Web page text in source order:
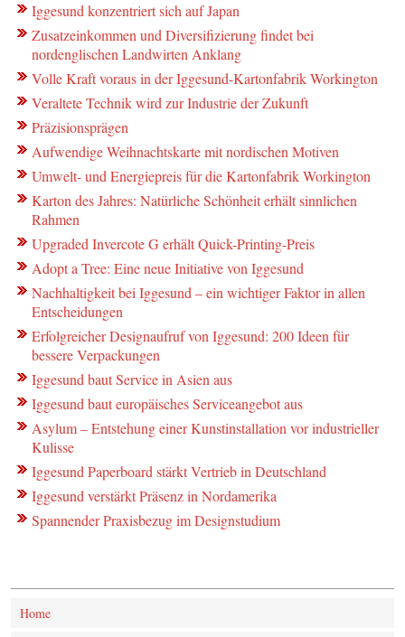
Iggesund konzentriert sich auf Japan
Zusatzeinkommen und Diversifizierung findet bei
nordenglischen Landwirten Anklang
Volle Kraft voraus in der Iggesund-Kartonfabrik Workington
Veraltete Technik wird zur Industrie der Zukunft
Präzisionsprägen
Aufwendige Weihnachtskarte mit nordischen Motiven
Umwelt- und Energiepreis für die Kartonfabrik Workington
Karton des Jahres: Natürliche Schönheit erhält sinnlichen
Rahmen
Upgraded Invercote G erhält Quick-Printing-Preis
Adopt a Tree: Eine neue Initiative von Iggesund
Nachhaltigkeit bei Iggesund – ein wichtiger Faktor in allen
Entscheidungen
Erfolgreicher Designaufruf von Iggesund: 200 Ideen für
bessere Verpackungen
Iggesund baut Service in Asien aus
Iggesund baut europäisches Serviceangebot aus
Asylum – Entstehung einer Kunstinstallation vor industrieller
Kulisse
Iggesund Paperboard stärkt Vertrieb in Deutschland
Iggesund verstärkt Präsenz in Nordamerika
Spannender Praxisbezug im Designstudium
Home